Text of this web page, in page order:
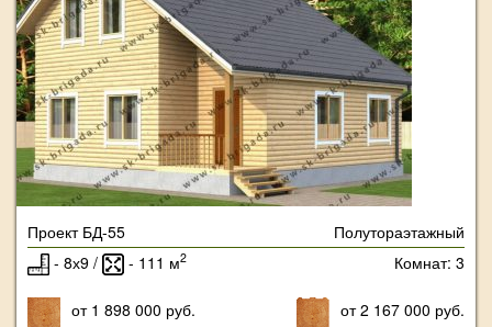
Проект БД-55
Полутораэтажный
- 8х9 /
- 111 м2 Комнат: 3
от 1 898 000 руб. от 2 167 000 руб.